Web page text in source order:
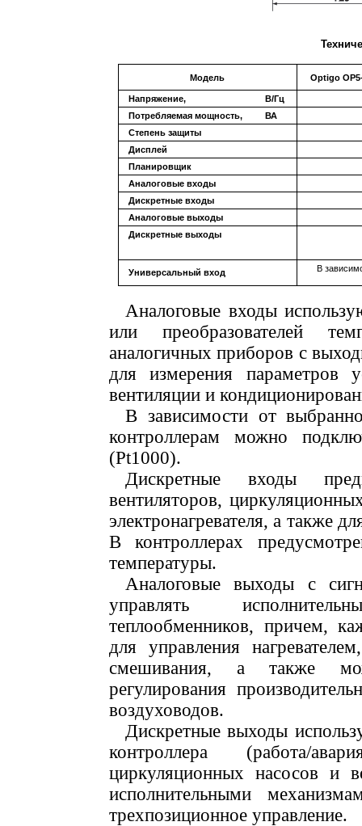
Модель Optigo
Напряжение,
В/Гц
Потребляемая мощность,
ВА
Cтепень защиты
Дисплей
Планировщик
Аналоговые входы
Дискретные входы
Аналоговые выходы
Дискретные выходы
Универсальный вход В
Аналоговые входы
или преобразователей
аналогичных приборов с
для измерения параметров
вентиляции и
В зависимости от
контроллерам можно
(Pt1000).
Дискретные входы
вентиляторов,
электронагревателя, а также
В контроллерах
температуры.
Аналоговые выходы с
управлять
теплообменников, причем,
для управления
смешивания, а также
регулирования
воздуховодов.
Дискретные выходы
контроллера (работа/
циркуляционных насосов и
исполнительными
трехпозиционное управление.